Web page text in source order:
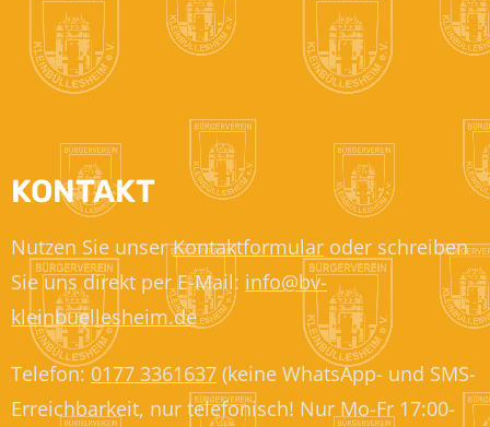
KONTAKT
Nutzen Sie unserKontaktformular oder schreiben
Sie uns direkt per E-Mail: info@bv-
kleinbuellesheim.de
Telefon:0177 3361637 (keine WhatsApp- und SMS-
Erreichbarkeit, nur telefonisch! Nur Mo-Fr 17:00-